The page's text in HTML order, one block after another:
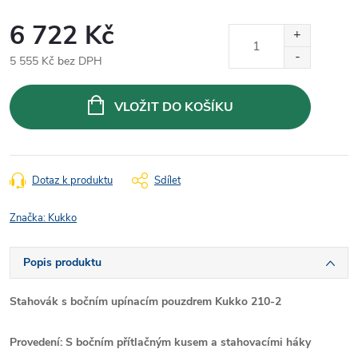
6 722 Kč
5 555 Kč bez DPH
cena:
VLOŽIT DO KOŠÍKU
Dotaz k produktu Sdílet
Značka: Kukko
Popis produktu
Stahovák s bočním upínacím pouzdrem Kukko 210-2
Provedení: S bočním přítlačným kusem a stahovacími háky